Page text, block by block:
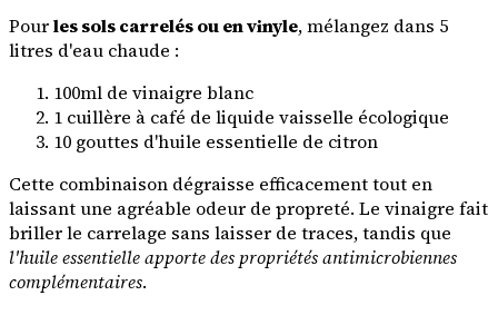
Pourles sols carrelés ou en vinyle, mélangez dans 5
litres d'eau chaude :
100ml de vinaigre blanc
1 cuillère à café de liquide vaisselle écologique
10 gouttes d'huile essentielle de citron
Cette combinaison dégraisse efficacement tout en
laissant une agréable odeur de propreté. Le vinaigre fait
briller le carrelage sans laisser de traces, tandis que
l'huile essentielle apporte des propriétés antimicrobiennes
complémentaires.